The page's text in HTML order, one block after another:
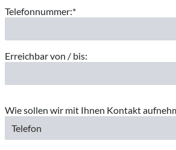
Telefonnummer:*
Erreichbar von / bis:
Wie sollen wir mit Ihnen Kontakt